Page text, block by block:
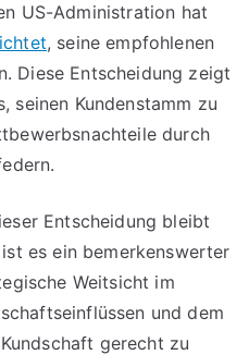
US-Administration hat
, seine empfohlenen
Diese Entscheidung zeigt
seinen Kundenstamm zu
durch
Entscheidung bleibt
es ein bemerkenswerter
Weitsicht im
und dem
gerecht zu